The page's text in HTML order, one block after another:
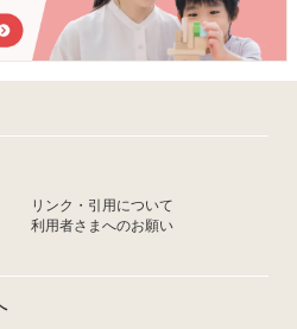
リンク・引用について
利用者さまへのお願い